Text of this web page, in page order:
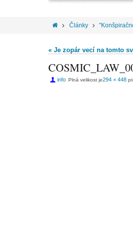
Články
« Je zopár vecí na tomto
info Plná velikost je294 × 448